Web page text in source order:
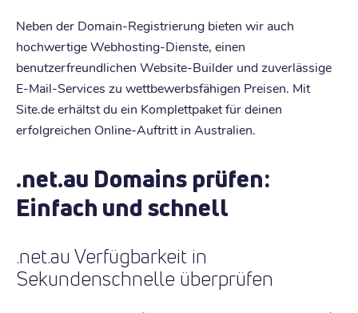
Neben der Domain-Registrierung bieten wir auch
hochwertige Webhosting-Dienste, einen
benutzerfreundlichen Website-Builder und zuverlässige
E-Mail-Services zu wettbewerbsfähigen Preisen. Mit
Site.de erhältst du ein Komplettpaket für deinen
erfolgreichen Online-Auftritt in Australien.
.net.au Domains prüfen:
Einfach und schnell
.net.au Verfügbarkeit in
Sekundenschnelle überprüfen